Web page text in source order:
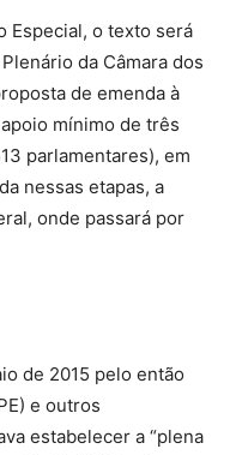
Especial, o texto será
da Câmara dos
de emenda à
mínimo de três
parlamentares), em
nessas etapas, a
onde passará por
de 2015 pelo então
e outros
estabelecer a “plena